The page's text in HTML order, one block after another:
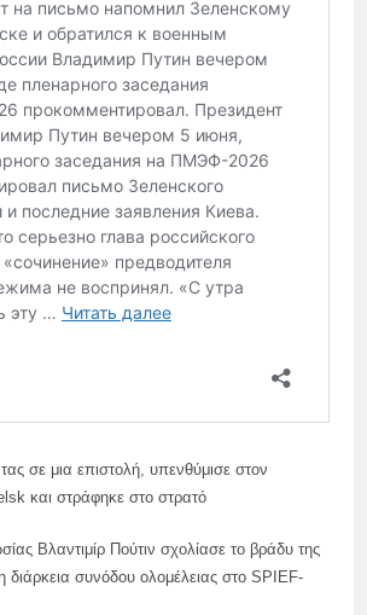
σε μια επιστολή, υπενθύμισε στον
και στράφηκε στο στρατό
Βλαντιμίρ Πούτιν σχολίασε το βράδυ της
διάρκεια συνόδου ολομέλειας στο SPIEF-